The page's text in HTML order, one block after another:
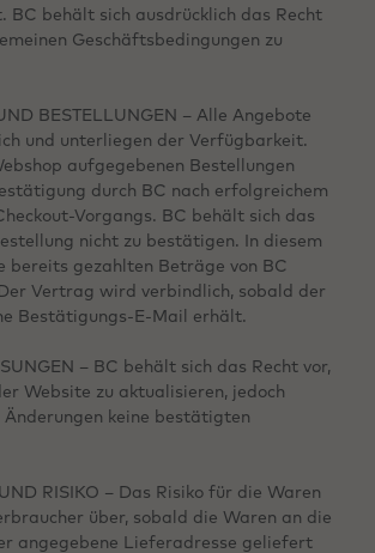
BC behält sich ausdrücklich das Recht
Geschäftsbedingungen zu
BESTELLUNGEN – Alle Angebote
und unterliegen der Verfügbarkeit.
aufgegebenen Bestellungen
durch BC nach erfolgreichem
Vorgangs. BC behält sich das
nicht zu bestätigen. In diesem
bereits gezahlten Beträge von BC
Vertrag wird verbindlich, sobald der
Bestätigungs-E-Mail erhält.
– BC behält sich das Recht vor,
Website zu aktualisieren, jedoch
keine bestätigten
RISIKO – Das Risiko für die Waren
über, sobald die Waren an die
angegebene Lieferadresse geliefert